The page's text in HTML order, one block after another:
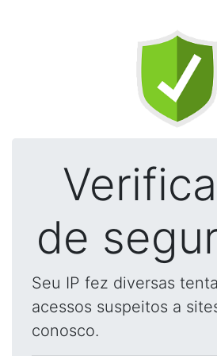
de
Seu IP fez diversas
acessos suspeitos a
conosco.